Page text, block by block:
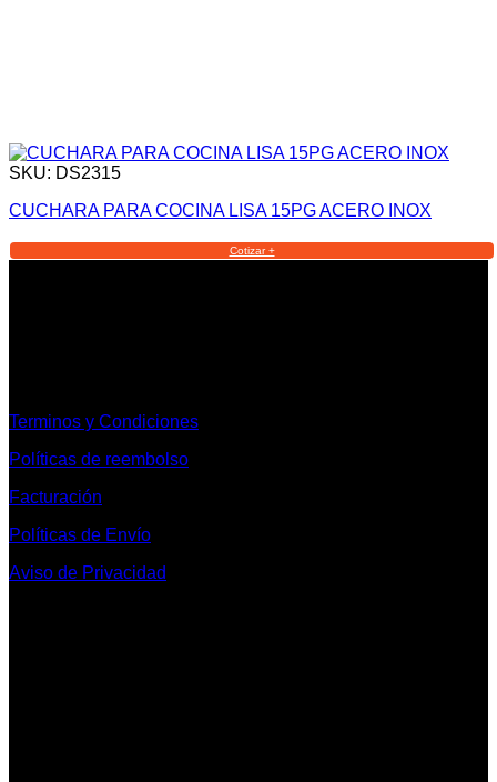
SKU: DS2315
CUCHARA PARA COCINA LISA 15PG ACERO INOX
Cotizar +
Terminos y Condiciones
Políticas de reembolso
Facturación
Políticas de Envío
Aviso de Privacidad